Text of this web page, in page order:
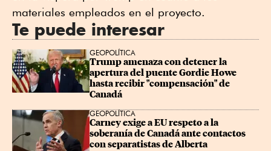
materiales empleados en el proyecto.
Te puede interesar
GEOPOLÍTICA
Trump amenaza con detener la
apertura del puente Gordie Howe
hasta recibir "compensación" de
Canadá
GEOPOLÍTICA
Carney exige a EU respeto a la
soberanía de Canadá ante contactos
con separatistas de Alberta